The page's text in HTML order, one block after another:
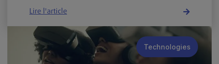
Lire l'article
Technologies